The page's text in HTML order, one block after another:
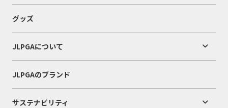
グッズ
JLPGAについて
JLPGAのブランド
サステナビリティ